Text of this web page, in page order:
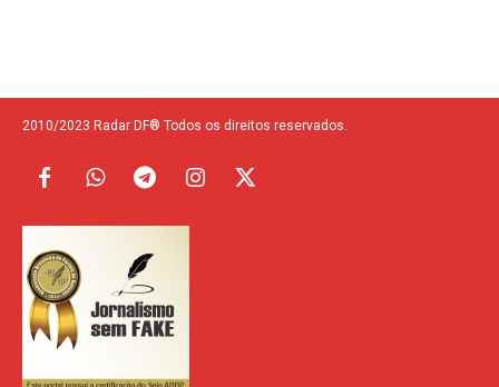
2010/2023 Radar DF® Todos os direitos reservados.